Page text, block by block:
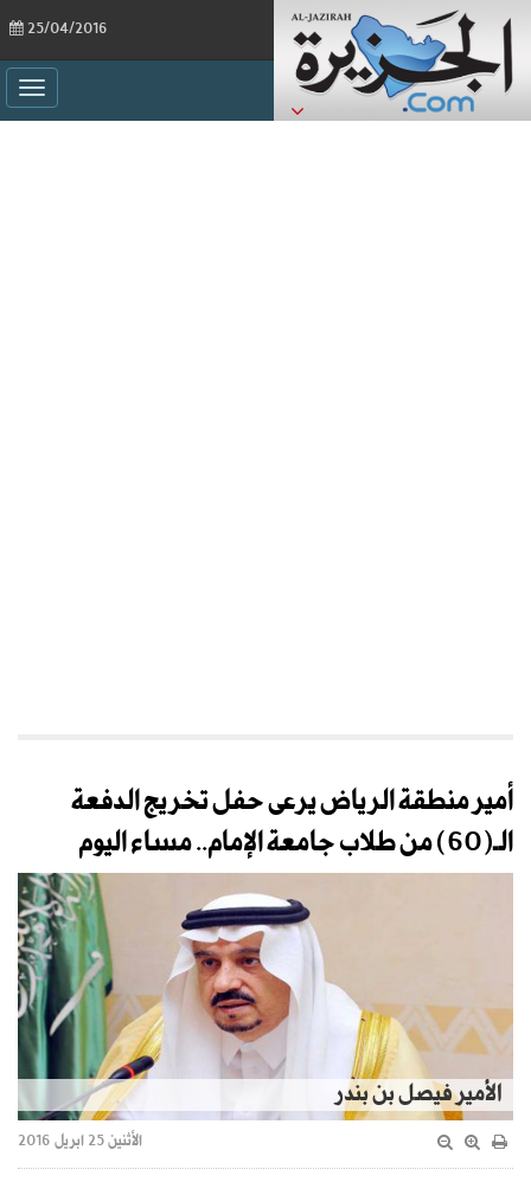
أمير منطقة الرياض يرعى حفل تخريج الدفعة
الـ(60) من طلاب جامعة الإمام.. مساء اليوم
الأمير فيصل بن بندر
الأثنين 25 ابريل 2016